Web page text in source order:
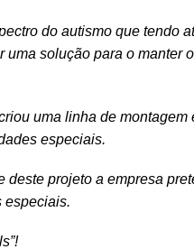
do autismo que
solução para o
uma linha de
especiais.
projeto a empresa
especiais.